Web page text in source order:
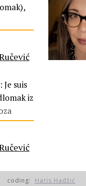
Je suis
iz
coding: Haris Hadžić